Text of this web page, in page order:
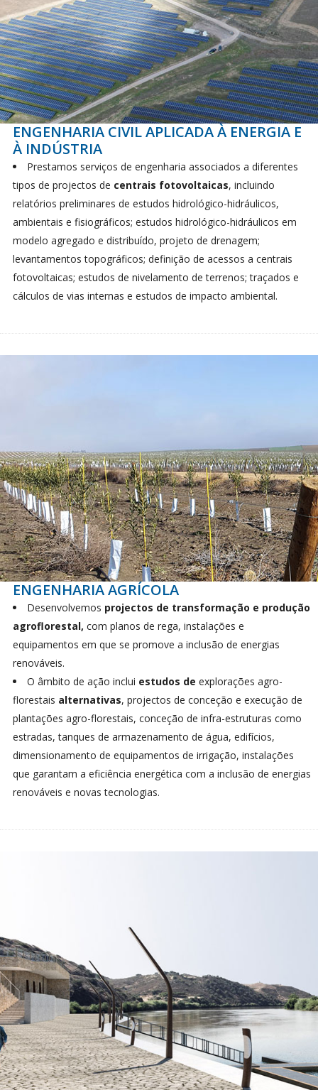
ENGENHARIA CIVIL APLICADA À ENERGIA E
À INDÚSTRIA
Prestamos serviços de engenharia associados a diferentes
tipos de projectos de centrais fotovoltaicas, incluindo
relatórios preliminares de estudos hidrológico-hidráulicos,
ambientais e fisiográficos; estudos hidrológico-hidráulicos em
modelo agregado e distribuído, projeto de drenagem;
levantamentos topográficos; definição de acessos a centrais
fotovoltaicas; estudos de nivelamento de terrenos; traçados e
cálculos de vias internas e estudos de impacto ambiental.
ENGENHARIA AGRÍCOLA
Desenvolvemos projectos de transformação e produção
agroflorestal, com planos de rega, instalações e
equipamentos em que se promove a inclusão de energias
renováveis.
O âmbito de ação inclui estudos de explorações agro-
florestais alternativas, projectos de conceção e execução de
plantações agro-florestais, conceção de infra-estruturas como
estradas, tanques de armazenamento de água, edifícios,
dimensionamento de equipamentos de irrigação, instalações
que garantam a eficiência energética com a inclusão de energias
renováveis e novas tecnologias.